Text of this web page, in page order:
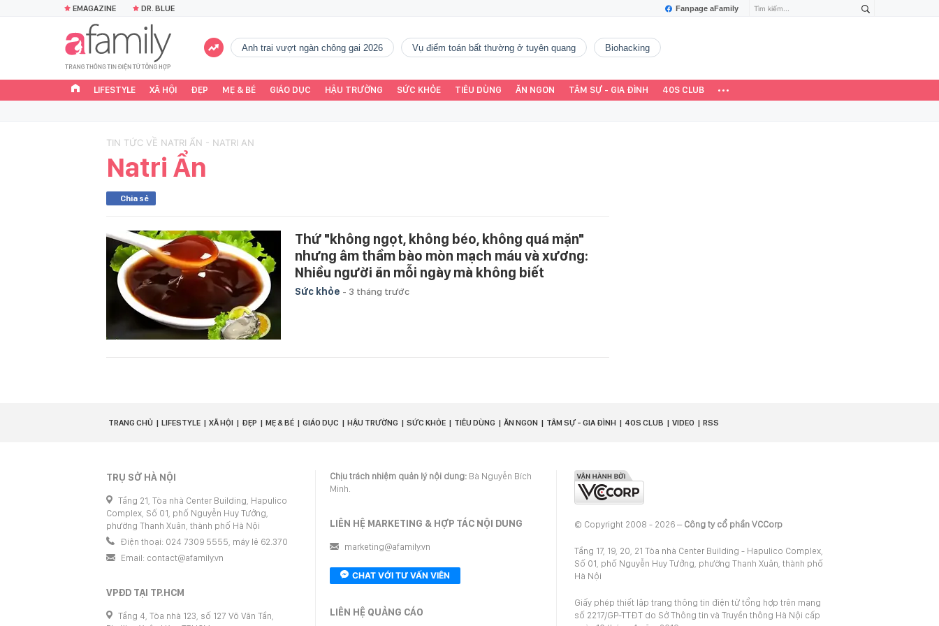
Fanpage aFamily
EMAGAZINE DR. BLUE
Anh trai vượt ngàn chông gai 2026 vụ điểm toán bất thường ở tuyên quang Biohacking
LIFESTYLE XÃ HỘI ĐẸP MẸ & BÉ GIÁO DỤC HẬU TRƯỜNG SỨC KHỎE TIÊU DÙNG ĂN NGON TÂM SỰ - GIA ĐÌNH 40S CLUB
TIN TỨC VỀ NATRI ẨN - NATRI AN
Natri Ẩn
Chia sẻ
Thứ "không ngọt, không béo, không quá mặn"
nhưng âm thầm bào mòn mạch máu và xương:
Nhiều người ăn mỗi ngày mà không biết
Sức khỏe - 3 tháng trước
TRANG CHỦ LIFESTYLE XÃ HỘI ĐẸP MẸ & BÉ GIÁO DỤC HẬU TRƯỜNG SỨC KHỎE TIÊU DÙNG ĂN NGON TÂM SỰ - GIA ĐÌNH 40S CLUB VIDEO RSS
TRỤ SỞ HÀ NỘI
Tầng 21, Tòa nhà Center Building, Hapulico
Complex, Số 01, phố Nguyễn Huy Tưởng,
phường Thanh Xuân, thành phố Hà Nội
Điện thoại: 024 7309 5555, máy lẻ 62.370
Email: contact@afamily.vn
VPĐD TẠI TP.HCM
Tầng 4, Tòa nhà 123, số 127 Võ Văn Tần,
Chịu trách nhiệm quản lý nội dung: Bà Nguyễn Bích
Minh.
LIÊN HỆ MARKETING & HỢP TÁC NỘI DUNG
marketing@afamily.vn
CHAT VỚI TƯ VẤN VIÊN
LIÊN HỆ QUẢNG CÁO
© Copyright 2008 - 2026 – Công ty cổ phần VCCorp
Tầng 17, 19, 20, 21 Tòa nhà Center Building - Hapulico Complex,
Số 01, phố Nguyễn Huy Tưởng, phường Thanh Xuân, thành phố
Hà Nội
Giấy phép thiết lập trang thông tin điện tử tổng hợp trên mạng
số 2217/GP-TTĐT do Sở Thông tin và Truyền thông Hà Nội cấp